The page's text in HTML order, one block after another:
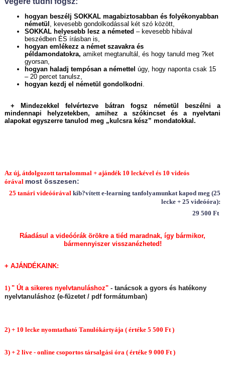
hogyan beszélj SOKKAL magabiztosabban és folyékonyabban
németül , kevesebb gondolkodással két szó között,
SOKKAL helyesebb lesz a németed – kevesebb hibával
beszédben ÉS írásban is,
hogyan emlékezz a német szavakra és
példamondatokra, amiket megtanultál, és hogy tanuld meg ?ket
gyorsan,
hogyan haladj tempósan a némettel úgy, hogy naponta csak 15
– 20 percet tanulsz,
hogyan kezdj el németül gondolkodni.
+ Mindezekkel felvértezve bátran fogsz németül beszélni a
mindennapi helyzetekben, amihez a szókincset és a nyelvtani
alapokat egyszerre tanulod meg „kulcsra kész” mondatokkal.
Az új, átdolgozott tartalommal + ajándék 10 leckével és 10 videós
órával most összesen:
25 tanári videóórávalkib?vített e-learning tanfolyamunkat kapod meg (25
lecke + 25 videóóra):
29 500 Ft
Ráadásul a videóórák örökre a tiéd maradnak, így bármikor,
bármennyiszer visszanézheted!
+ AJÁNDÉKAINK:
1) " Út a sikeres nyelvtanuláshoz"- tanácsok a gyors és hatékony
nyelvtanuláshoz (e-füzetet / pdf formátumban)
2) + 10 lecke nyomtatható Tanulókártyája ( értéke 5 500 Ft )
3) + 2 live - online csoportos társalgási óra ( értéke 9 000 Ft )